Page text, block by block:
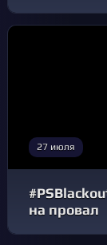
27 июля
на провал